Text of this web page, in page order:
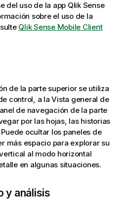
del uso de la app Qlik Sense
sobre el uso de la
Qlik Sense Mobile Client
de la parte superior se utiliza
control, a la Vista general de
de navegación de la parte
por las hojas, las historias
ocultar los paneles de
más espacio para explorar su
al modo horizontal
en algunas situaciones.
y análisis